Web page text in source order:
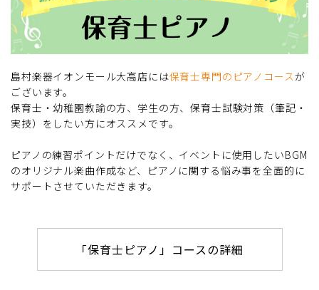
島村楽器イオンモール大高店には保育士専門のピアノコースが
ございます。
保育士・幼稚園教諭の方、学生の方、保育士試験対策（筆記・
実技）をしたい方にオススメです。
ピアノの練習ポイントだけでなく、イベントに使用したいBGM
のオリジナル楽曲作成など、ピアノに関する悩み事を全面的に
サポートさせていただきます。
「保育士ピアノ」コースの詳細